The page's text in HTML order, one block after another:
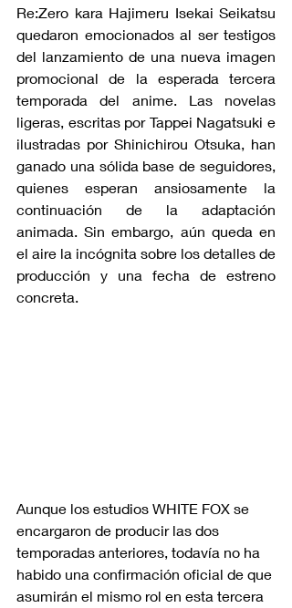
Re:Zero kara Hajimeru Isekai Seikatsu
quedaron emocionados al ser testigos
del lanzamiento de una nueva imagen
promocional de la esperada tercera
temporada del anime. Las novelas
ligeras, escritas por Tappei Nagatsuki e
ilustradas por Shinichirou Otsuka, han
ganado una sólida base de seguidores,
quienes esperan ansiosamente la
continuación de la adaptación
animada. Sin embargo, aún queda en
el aire la incógnita sobre los detalles de
producción y una fecha de estreno
concreta.
Aunque los estudios WHITE FOX se
encargaron de producir las dos
temporadas anteriores, todavía no ha
habido una confirmación oficial de que
asumirán el mismo rol en esta tercera